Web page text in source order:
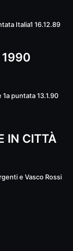
52:28
Italia1 16.12.89
1990
50:31
1a puntata 13.1.90
IN CITTÀ
41:24
e Vasco Rossi